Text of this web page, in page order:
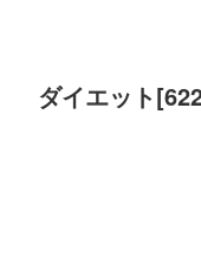
ダイエット